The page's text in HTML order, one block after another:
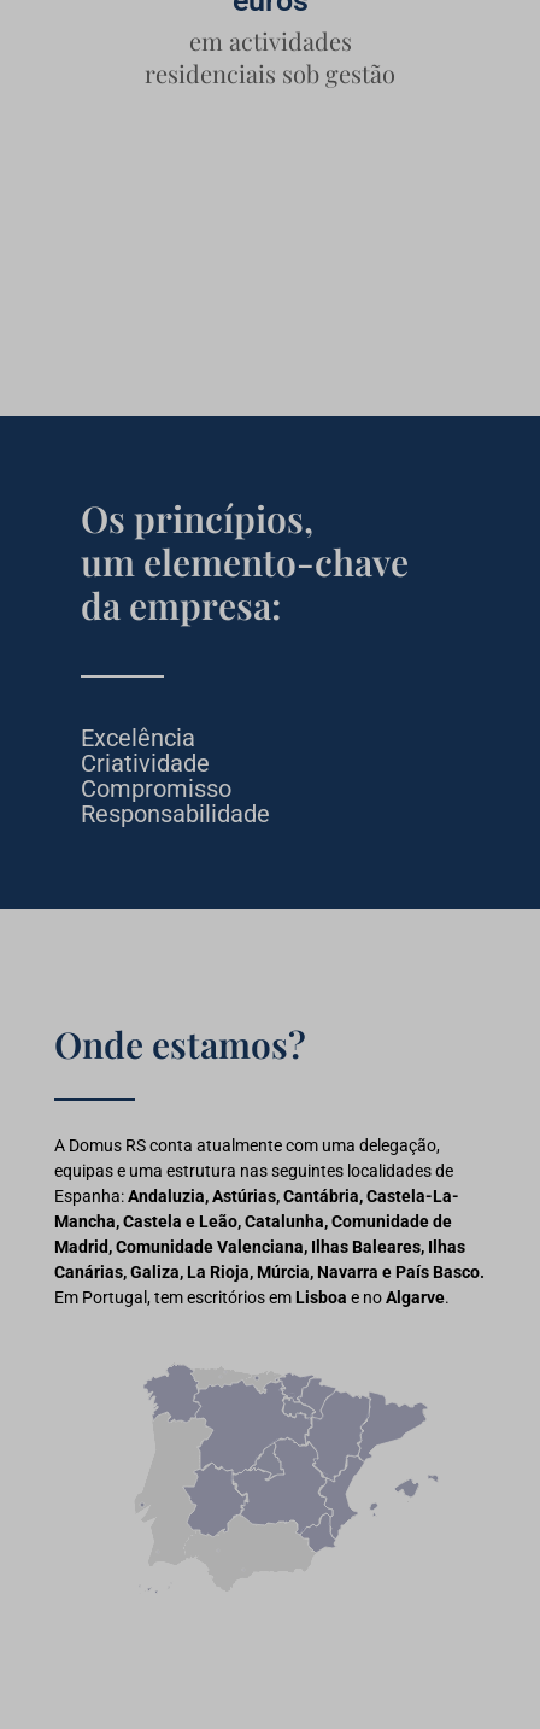
em actividades
residenciais sob gestão
Os princípios,
um elemento-chave
da empresa:
Excelência
Criatividade
Compromisso
Responsabilidade
Onde estamos?
A Domus RS conta atualmente com uma delegação,
equipas e uma estrutura nas seguintes localidades de
Espanha:Andaluzia, Astúrias, Cantábria, Castela-La-
Mancha, Castela e Leão, Catalunha, Comunidade de
Madrid, Comunidade Valenciana, Ilhas Baleares, Ilhas
Canárias, Galiza, La Rioja, Múrcia, Navarra e País Basco.
Em Portugal, tem escritórios em Lisboa e noAlgarve.